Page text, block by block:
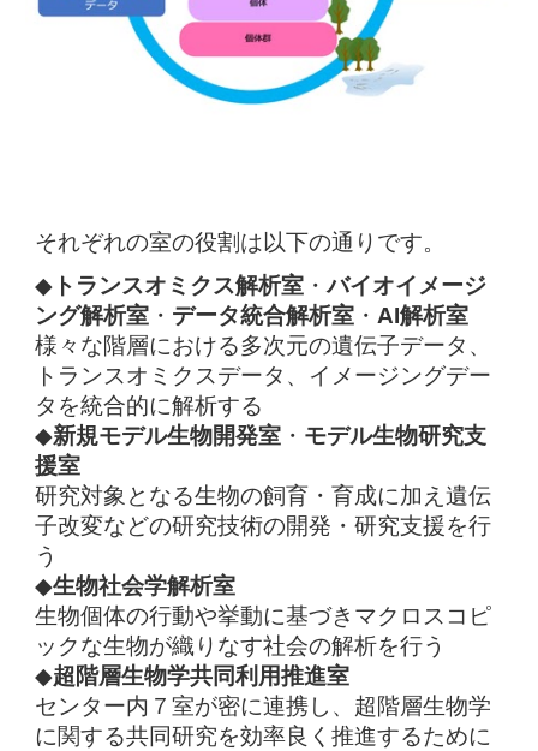
それぞれの室の役割は以下の通りです。
◆ トランスオミクス解析室 ・バイオイメージ
ング解析室 ・ データ統合解析室 ・ AI解析室
様々な階層における多次元の遺伝子データ、
トランスオミクスデータ、イメージングデー
タを統合的に解析する
◆新規モデル生物開発室 ・ モデル生物研究支
援室
研究対象となる生物の飼育・育成に加え遺伝
子改変などの研究技術の開発・研究支援を行
う
◆生物社会学解析室
生物個体の行動や挙動に基づきマクロスコピ
ックな生物が織りなす社会の解析を行う
◆超階層生物学共同利用推進室
センター内７室が密に連携し、超階層生物学
に関する共同研究を効率良く推進するために